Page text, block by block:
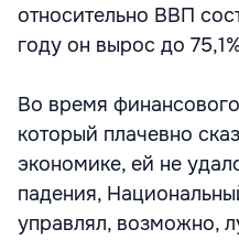
относительно ВВП
году он вырос до
Во время
который плачевно
экономике, ей не
падения,
управлял, возможно,